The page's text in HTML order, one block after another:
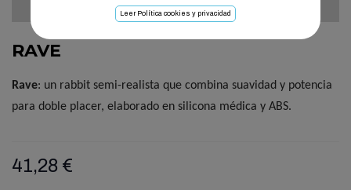
Leer Política cookies y privacidad
RAVE
Rave: un rabbit semi-realista que combina suavidad y potencia
para doble placer, elaborado en silicona médica y ABS.
41,28 €